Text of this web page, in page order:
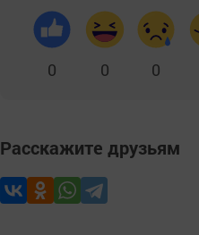
0 0 0
Расскажите друзьям